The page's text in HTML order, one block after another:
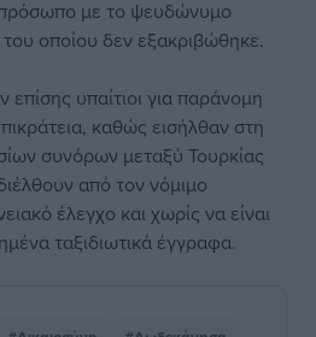
με το ψευδώνυμο
οποίου δεν εξακριβώθηκε.
υπαίτιοι για παράνομη
καθώς εισήλθαν στη
συνόρων μεταξύ Τουρκίας
από τον νόμιμο
έλεγχο και χωρίς να είναι
ταξιδιωτικά έγγραφα.